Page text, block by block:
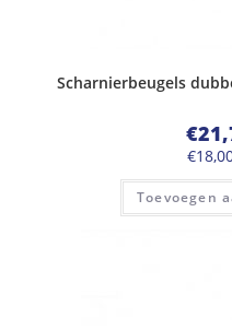
Scharnierbeugels
€
€
Toevoegen